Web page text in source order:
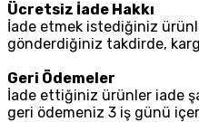
Ücretsiz İade Hakkı
İade etmek istediğiniz
gönderdiğiniz takdirde,
Geri Ödemeler
İade ettiğiniz ürünler iade
geri ödemeniz 3 iş günü